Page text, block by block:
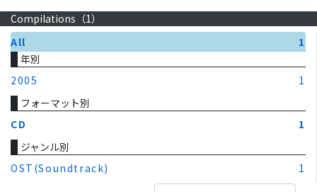
Compilations（1）
All
1
年別
2005
1
フォーマット別
CD
1
ジャンル別
OST(Soundtrack)
1